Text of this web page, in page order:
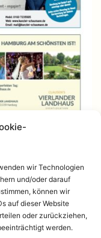
wir Technologien
und/oder darauf
können wir
auf dieser Website
oder zurückziehen,
werden.